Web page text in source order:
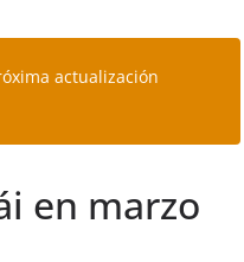
actualización
en marzo